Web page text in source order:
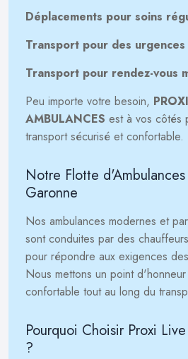
Déplacements pour soins
Transport pour des urgences
Transport pour rendez-vous
Peu importe votre besoin,
AMBULANCES est à vos côtés
transport sécurisé et confortable.
Notre Flotte
Garonne
Nos ambulances modernes et
sont conduites par des
pour répondre aux exigences
Nous mettons un point
confortable tout au long du
Pourquoi Choisir Proxi
?